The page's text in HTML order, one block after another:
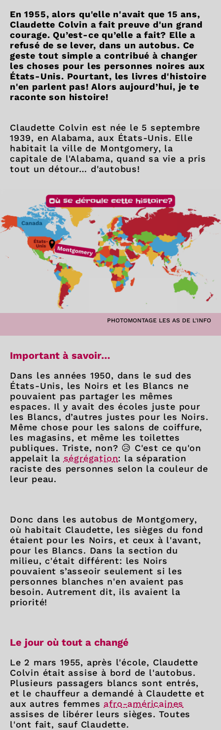
En 1955, alors qu'elle n'avait que 15 ans,
Claudette Colvin a fait preuve d'un grand
courage. Qu’est-ce qu’elle a fait? Elle a
refusé de se lever, dans un autobus. Ce
geste tout simple a contribué à changer
les choses pour les personnes noires aux
États-Unis. Pourtant, les livres d'histoire
n'en parlent pas! Alors aujourd’hui, je te
raconte son histoire!
Claudette Colvin est née le 5 septembre
1939, en Alabama, aux États-Unis. Elle
habitait la ville de Montgomery, la
capitale de l'Alabama, quand sa vie a pris
tout un détour… d'autobus!
PHOTOMONTAGE LES AS DE L'INFO
Important à savoir…
Dans les années 1950, dans le sud des
États-Unis, les Noirs et les Blancs ne
pouvaient pas partager les mêmes
espaces. Il y avait des écoles juste pour
les Blancs, d’autres justes pour les Noirs.
Même chose pour les salons de coiffure,
les magasins, et même les toilettes
publiques. Triste, non? 😥 C'est ce qu'on
appelait la ségrégation: la séparation
raciste des personnes selon la couleur de
leur peau.
Donc dans les autobus de Montgomery,
où habitait Claudette, les sièges du fond
étaient pour les Noirs, et ceux à l'avant,
pour les Blancs. Dans la section du
milieu, c'était différent: les Noirs
pouvaient s’asseoir seulement si les
personnes blanches n'en avaient pas
besoin. Autrement dit, ils avaient la
priorité!
Le jour où tout a changé
Le 2 mars 1955, après l'école, Claudette
Colvin était assise à bord de l'autobus.
Plusieurs passagers blancs sont entrés,
et le chauffeur a demandé à Claudette et
aux autres femmes afro-américaines
assises de libérer leurs sièges. Toutes
l'ont fait, sauf Claudette.